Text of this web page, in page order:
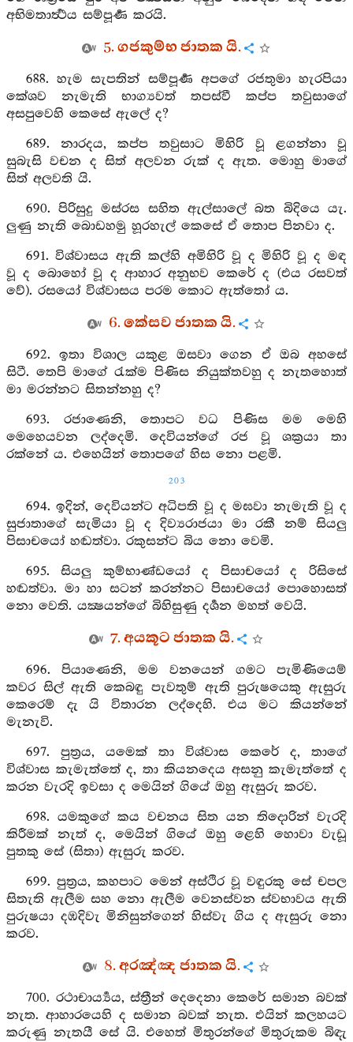
අභිමතාර්‍ත්‍ථය සම්පූර්‍ණ කරයි.
5. ගජකුම්භ ජාතක යි.
688. හැම සැපතින් සම්පූර්‍ණ අපගේ රජතුමා හැරපියා
කේශව නැමැති භාග්‍යවත් තපස්වී කප්ප තවුසාගේ
අසපුවෙහි කෙසේ ඇලේ ද?
689. නාරදය, කප්ප තවුසාට මිහිරි වූ ළගන්නා වූ
සුබැසි වචන ද සිත් අලවන රුක් ද ඇත. මොහු මාගේ
සිත් අලවති යි.
690. පිරිසුදු මස්රස සහිත ඇල්සාලේ බත බිදියෙ යැ.
ලුණු නැති බොඩහමු හූරහැල් කෙසේ ඒ තොප පිනවා ද.
691. විශ්වාසය ඇති කල්හි අමිහිරි වූ ද මිහිරි වූ ද මඳ
වූ ද බොහෝ වූ ද ආහාර අනුභව කෙරේ ද (එය රසවත්
වේ). රසයෝ විශ්වාසය පරම කොට ඇත්තෝ ය.
6. කේසව ජාතක යි.
692. ඉතා විශාල යකුළ ඔසවා ගෙන ඒ ඔබ අහසේ
සිටී. තෙපි මාගේ රැක්ම පිණිස නියුක්තවහු ද නැතහොත්
මා මරන්නට සිතන්නහු ද?
693. රජාණෙනි, තොපට වධ පිණිස මම මෙහි
මෙහෙයවන ලද්දෙමි. දෙවියන්ගේ රජ වූ ශක්‍රයා තා
රක්නේ ය. එහෙයින් තොපගේ හිස නො පළමි.
203
694. ඉදින්, දෙවියන්ට අධිපති වූ ද මඝවා නැමැති වූ ද
සුජාතාගේ සැමියා වූ ද දිව්‍යරාජයා මා රකී නම් සියලු
පිසාචයෝ හඬත්වා. රකුසන්ට බිය නො වෙමි.
695. සියලු කුම්භාණ්ඩයෝ ද පිසාචයෝ ද රිසිසේ
හඬත්වා. මා හා සටන් කරන්නට පිසාචයෝ පොහොසත්
නො වෙති. යක්‍ෂයන්ගේ බිහිසුණු දර්‍ශන මහත් වෙයි.
7. අයකූට ජාතක යි.
696. පියාණෙනි, මම වනයෙන් ගමට පැමිණියෙම්
කවර සිල් ඇති කෙබඳු පැවතුම් ඇති පුරුෂයෙකු ඇසුරු
කෙරෙම් දැ යි විතාරන ලද්දෙහි. එය මට කියන්නේ
මැනැවි.
697. පුත්‍රය, යමෙක් තා විශ්වාස කෙරේ ද, තාගේ
විශ්වාස කැමැත්තේ ද, තා කියනදෙය අසනු කැමැත්තේ ද
කරන වැරදි ඉවසා ද මෙයින් ගියේ ඔහු ඇසුරු කරව.
698. යමකුගේ කය වචනය සිත යන තිදොරින් වැරදි
කිරීමක් නැත් ද, මෙයින් ගියේ ඔහු ළෙහි හොවා වැඩූ
පුතකු සේ (සිතා) ඇසුරු කරව.
699. පුත්‍රය, කහපාට මෙන් අස්ථිර වූ වඳුරකු සේ චපල
සිතැති ඇලීම සහ නො ඇලීම වෙනස්වන ස්වභාවය ඇති
පුරුෂයා දඹදිවැ මිනිසුන්ගෙන් හිස්වැ ගිය ද ඇසුරු නො
කරව.
8. අරඤ්ඤ ජාතක යි.
700. රථාචාර්‍ය්‍යය, ස්ත්‍රීන් දෙදෙනා කෙරේ සමාන බවක්
නැත. ආහාරයෙහි ද සමාන බවක් නැත. එයින් කලහයට
කරුණු නැතයී සේ යි. එහෙත් මිතුරන්ගේ මිතුරුකම බිඳැ